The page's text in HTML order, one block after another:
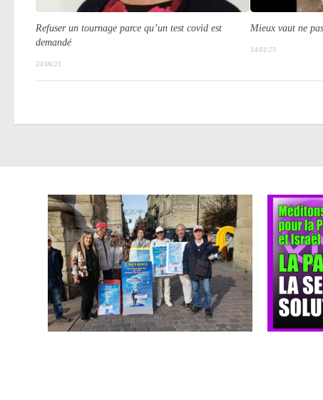
Refuser un tournage parce qu’un test covid est
demandé
24/06/21
Mieux vaut ne
14/01/23